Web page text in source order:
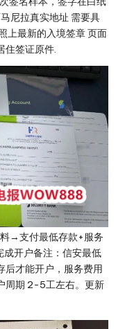
尼拉真实地址 需要具
上最新的入境签章 页面
住签证原件.
→支付最低存款+服务
开户备注：信安最低
后才能开户，服务费用
周期 2-5工左右。更新